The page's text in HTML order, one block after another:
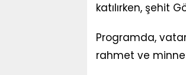
katılırken, şehit
Programda,
rahmet ve